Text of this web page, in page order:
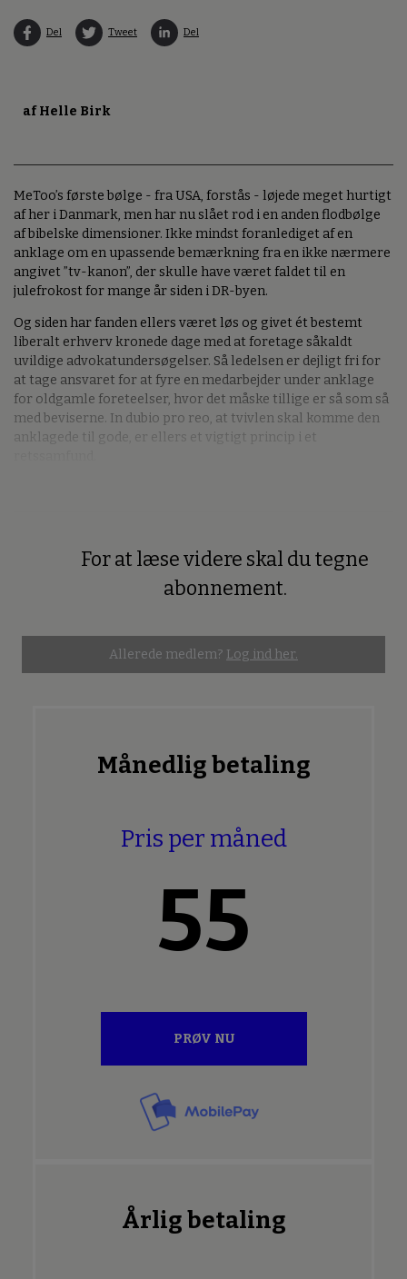
Del Tweet Del
af Helle Birk
MeToo’s første bølge - fra USA, forstås - løjede meget hurtigt
af her i Danmark, men har nu slået rod i en anden flodbølge
af bibelske dimensioner. Ikke mindst foranlediget af en
anklage om en upassende bemærkning fra en ikke nærmere
angivet ”tv-kanon”, der skulle have været faldet til en
julefrokost for mange år siden i DR-byen.
Og siden har fanden ellers været løs og givet ét bestemt
liberalt erhverv kronede dage med at foretage såkaldt
uvildige advokatundersøgelser. Så ledelsen er dejligt fri for
at tage ansvaret for at fyre en medarbejder under anklage
for oldgamle foreteelser, hvor det måske tillige er så som så
med beviserne. In dubio pro reo, at tvivlen skal komme den
anklagede til gode, er ellers et vigtigt princip i et
For at læse videre skal du tegne
abonnement.
Allerede medlem? Log ind her.
Månedlig betaling
Pris per måned
55
PRØV NU
Årlig betaling